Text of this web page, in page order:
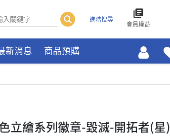
進階搜尋
會員權益
新消息 商品預購
立繪系列徽章-毀滅-開拓者(星)